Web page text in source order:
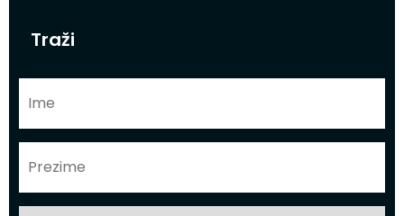
Traži